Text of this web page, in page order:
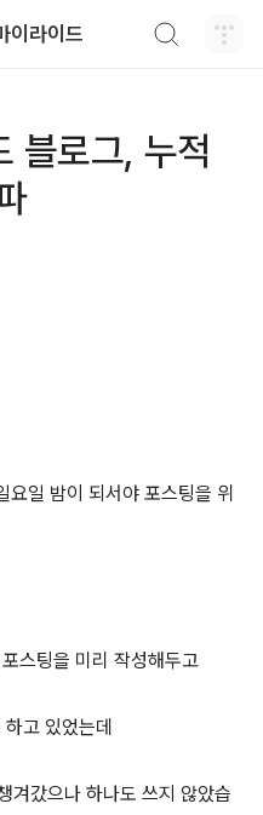
이라이드
블로그, 누적
일 밤이 되서야 포스팅을 위
스팅을 미리 작성해두고
고 있었는데
겨갔으나 하나도 쓰지 않았습